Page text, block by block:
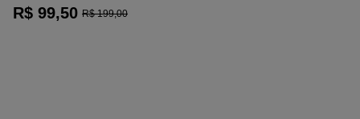
R$ 99,50 R$ 199,00